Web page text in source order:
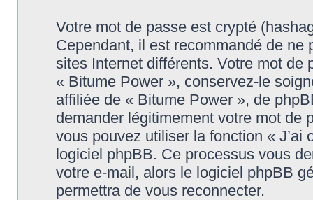
Votre mot de passe est crypté
Cependant, il est recommandé de
sites Internet différents. Votre mot de
« Bitume Power », conservez-le
affiliée de « Bitume Power », de
demander légitimement votre mot de
vous pouvez utiliser la fonction «
logiciel phpBB. Ce processus vous
votre e-mail, alors le logiciel phpBB
permettra de vous reconnecter.